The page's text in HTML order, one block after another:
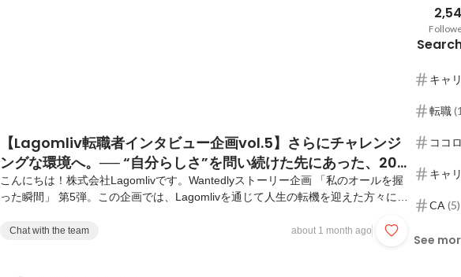
【Lagomliv転職者インタビュー企画vol.5】さらにチャレンジ
ングな環境へ。── “自分らしさ”を問い続けた先にあった、20
代最後の挑戦
こんにちは！株式会社Lagomlivです。Wantedlyストーリー企画 「私のオールを握
った瞬間」 第5弾。この企画では、Lagomlivを通じて人生の転機を迎えた方々に、
す。今回お話を伺ったのは、AI×データを活用し採用・営業領域の課題解決に挑む
Chat with the team about 1 month ago
キャ
転職(
ココ
キャ
CA (5)
See